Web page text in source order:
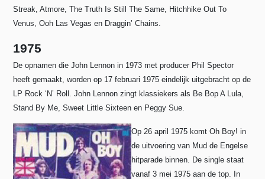
Streak, Atmore, The Truth Is Still The Same, Hitchhike Out To
Venus, Ooh Las Vegas en Draggin’ Chains.
1975
De opnamen die John Lennon in 1973 met producer Phil Spector
heeft gemaakt, worden op 17 februari 1975 eindelijk uitgebracht op de
LP Rock ‘N’ Roll.John Lennon zingt klassiekers als Be Bop A Lula,
Stand By Me, Sweet Little Sixteen en Peggy Sue.
Op 26 april 1975 komt Oh Boy! in
de uitvoering van Mud de Engelse
hitparade binnen. De single staat
vanaf 3 mei 1975 aan de top. In